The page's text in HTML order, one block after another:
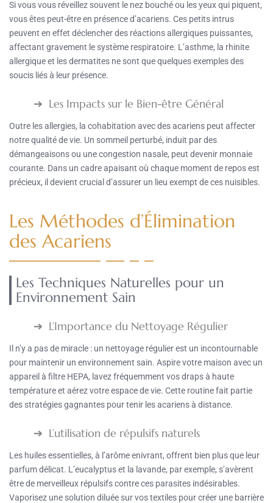
Si vous vous réveillez souvent le nez bouché ou les yeux qui piquent,
vous êtes peut-être en présence d’acariens. Ces petits intrus
peuvent en effet déclencher des réactions allergiques puissantes,
affectant gravement le système respiratoire. L’asthme, la rhinite
allergique et les dermatites ne sont que quelques exemples des
soucis liés à leur présence.
Les Impacts sur le Bien-être Général
Outre les allergies, la cohabitation avec des acariens peut affecter
notre qualité de vie. Un sommeil perturbé, induit par des
démangeaisons ou une congestion nasale, peut devenir monnaie
courante. Dans un cadre apaisant où chaque moment de repos est
précieux, il devient crucial d’assurer un lieu exempt de ces nuisibles.
Les Méthodes d’Élimination
des Acariens
Les Techniques Naturelles pour un
Environnement Sain
L’Importance du Nettoyage Régulier
Il n’y a pas de miracle : un nettoyage régulier est un incontournable
pour maintenir un environnement sain. Aspire votre maison avec un
appareil à filtre HEPA, lavez fréquemment vos draps à haute
température et aérez votre espace de vie. Cette routine fait partie
des stratégies gagnantes pour tenir les acariens à distance.
L’utilisation de répulsifs naturels
Les huiles essentielles, à l’arôme enivrant, offrent bien plus que leur
parfum délicat. L’eucalyptus et la lavande, par exemple, s’avèrent
être de merveilleux répulsifs contre ces parasites indésirables.
Vaporisez une solution diluée sur vos textiles pour créer une barrière